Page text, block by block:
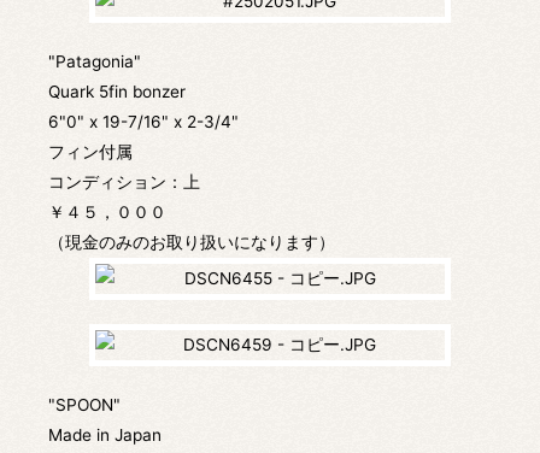
"Patagonia"
Quark 5fin bonzer
6"0" x 19-7/16" x 2-3/4"
フィン付属
コンディション：上
￥４５，０００
（現金のみのお取り扱いになります）
"SPOON"
Made in Japan